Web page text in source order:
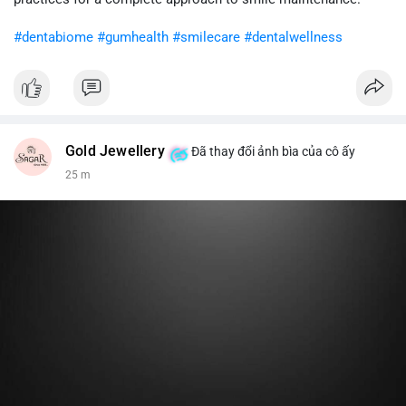
#dentabiome #gumhealth #smilecare #dentalwellness
Gold Jewellery Đã thay đổi ảnh bìa của cô ấy
25 m